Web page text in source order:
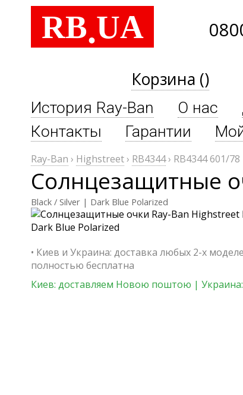
RB.UA
Корзина ()
История Ray-Ban О нас
Контакты
Гарантии
Ray-Ban › Highstreet› RB4344› RB4344 601/78
Солнцезащитные
Black / Silver | Dark Blue Polarized
• Киев и Украина: доставка любых 2-х
полностью бесплатна
Киев: доставляем Новою поштою | Украина: